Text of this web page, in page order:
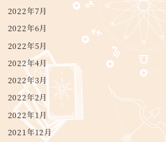
2022年7月
2022年6月
2022年5月
2022年4月
2022年3月
2022年2月
2022年1月
2021年12月